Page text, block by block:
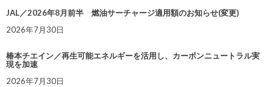
JAL／2026年8月前半 燃油サーチャージ適用額のお知らせ(変更)
2026年7月30日
椿本チエイン／再生可能エネルギーを活用し、カーボンニュートラル実
現を加速
2026年7月30日